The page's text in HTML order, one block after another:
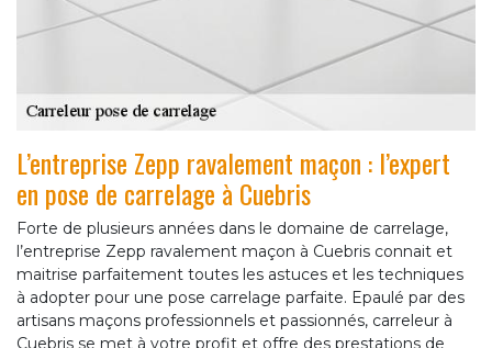
L’entreprise Zepp ravalement maçon : l’expert
en pose de carrelage à Cuebris
Forte de plusieurs années dans le domaine de carrelage,
l’entreprise Zepp ravalement maçon à Cuebris connait et
maitrise parfaitement toutes les astuces et les techniques
à adopter pour une pose carrelage parfaite. Epaulé par des
artisans maçons professionnels et passionnés, carreleur à
Cuebris se met à votre profit et offre des prestations de